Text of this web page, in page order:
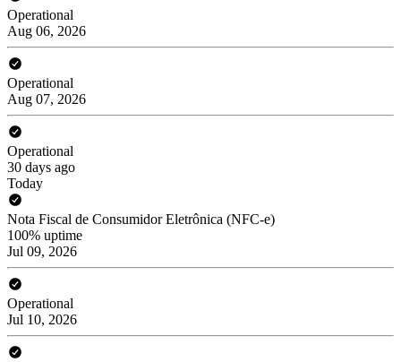
Operational
Aug 06, 2026
Operational
Aug 07, 2026
Operational
30 days ago
Today
Nota Fiscal de Consumidor Eletrônica (NFC-e)
100% uptime
Jul 09, 2026
Operational
Jul 10, 2026